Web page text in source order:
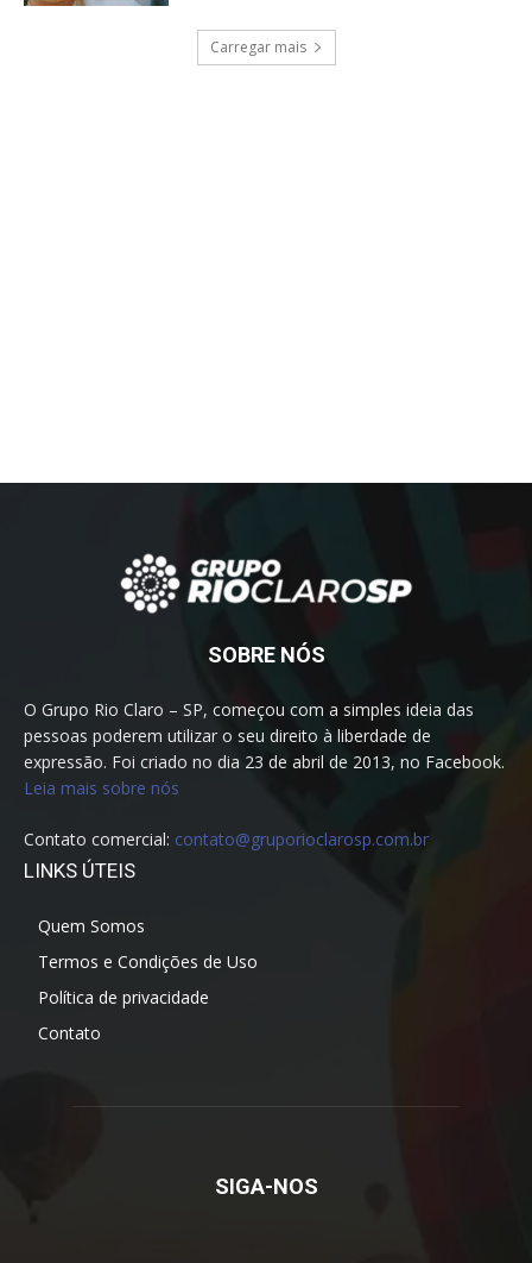
Carregar mais
SOBRE NÓS
O Grupo Rio Claro – SP, começou com a simples ideia das
pessoas poderem utilizar o seu direito à liberdade de
expressão. Foi criado no dia 23 de abril de 2013, no Facebook.
Leia mais sobre nós
Contato comercial: contato@gruporioclarosp.com.br
LINKS ÚTEIS
Quem Somos
Termos e Condições de Uso
Política de privacidade
Contato
SIGA-NOS